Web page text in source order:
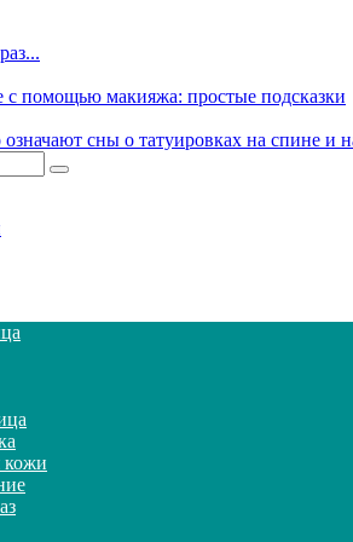
с помощью макияжа: простые подсказки
сны о татуировках на спине и
кожи